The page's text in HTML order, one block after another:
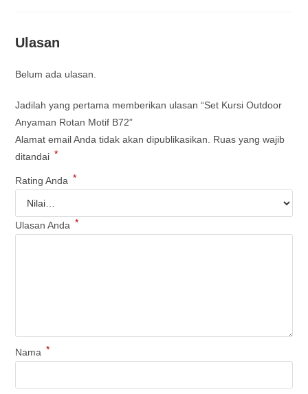
Ulasan
Belum ada ulasan.
Jadilah yang pertama memberikan ulasan “Set Kursi Outdoor
Anyaman Rotan Motif B72”
Alamat email Anda tidak akan dipublikasikan.
Ruas yang wajib
ditandai *
Rating Anda *
Ulasan Anda *
Nama *